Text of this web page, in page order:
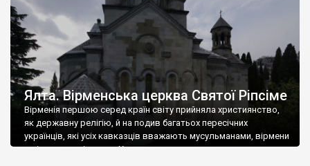
Ялта. Вірменська церква Святої Ріпсіме
Вірменія першою серед країн світу прийняла християнство,
як державну релігію, й на подив багатьох пересічних
українців, які усіх кавказців вважають мусульманами, вірмени
є відданими вірянами Христа